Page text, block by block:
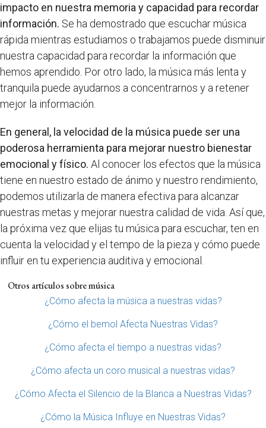
impacto en nuestra memoria y capacidad para recordar
información. Se ha demostrado que escuchar música
rápida mientras estudiamos o trabajamos puede disminuir
nuestra capacidad para recordar la información que
hemos aprendido. Por otro lado, la música más lenta y
tranquila puede ayudarnos a concentrarnos y a retener
mejor la información.
En general, la velocidad de la música puede ser una
poderosa herramienta para mejorar nuestro bienestar
emocional y físico. Al conocer los efectos que la música
tiene en nuestro estado de ánimo y nuestro rendimiento,
podemos utilizarla de manera efectiva para alcanzar
nuestras metas y mejorar nuestra calidad de vida. Así que,
la próxima vez que elijas tu música para escuchar, ten en
cuenta la velocidad y el tempo de la pieza y cómo puede
influir en tu experiencia auditiva y emocional.
Otros artículos sobre música
¿Cómo afecta la música a nuestras vidas?
¿Cómo el bemol Afecta Nuestras Vidas?
¿Cómo afecta el tiempo a nuestras vidas?
¿Cómo afecta un coro musical a nuestras vidas?
¿Cómo Afecta el Silencio de la Blanca a Nuestras Vidas?
¿Cómo la Música Influye en Nuestras Vidas?